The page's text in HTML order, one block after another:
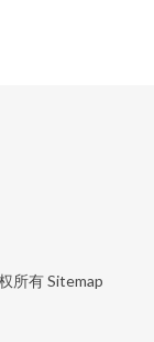
所有Sitemap